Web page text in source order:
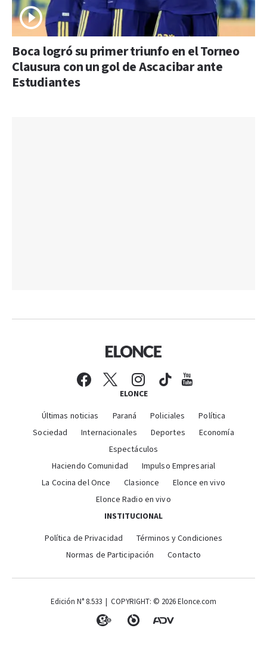
Boca logró su primer triunfo en el Torneo
Clausura con un gol de Ascacibar ante
Estudiantes
ELONCE
Últimas noticias Paraná Policiales
Política
Sociedad
Internacionales Deportes
Economía
Espectáculos
Haciendo Comunidad
Impulso Empresarial
La Cocina del Once
Clasionce
Elonce en vivo
Elonce Radio en vivo
INSTITUCIONAL
Política de Privacidad
Términos y Condiciones
Normas de Participación
Contacto
Edición N° 8.533 | COPYRIGHT: © 2026 Elonce.com